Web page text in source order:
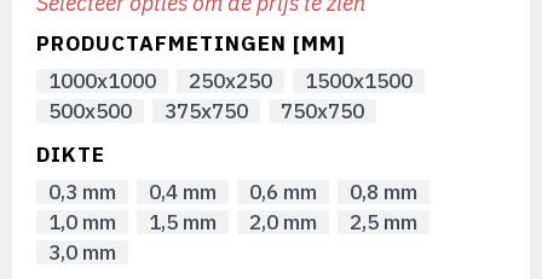
afbeeldingen-
PRODUCTAFMETINGEN [MM]
1000x1000
250x250
1500x1500
500x500
375x750
750x750
DIKTE
0,3 mm
0,4 mm 0,6 mm
0,8 mm
1,0 mm
1,5 mm 2,0 mm
2,5 mm
3,0 mm